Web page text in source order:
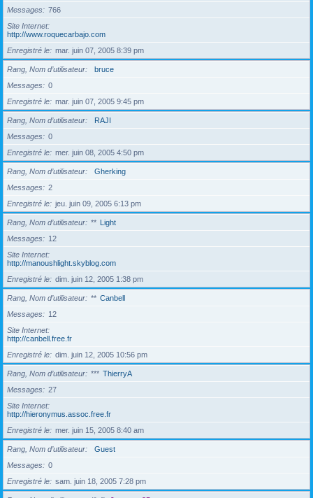
Messages
766
Site Internet
http://www.roquecarbajo.com
Enregistré le
mar. juin 07, 2005 8:39 pm
Rang, Nom d’utilisateur
bruce
Messages
0
Enregistré le
mar. juin 07, 2005 9:45 pm
Rang, Nom d’utilisateur
RAJI
Messages
0
Enregistré le
mer. juin 08, 2005 4:50 pm
Rang, Nom d’utilisateur
Gherking
Messages
2
Enregistré le
jeu. juin 09, 2005 6:13 pm
Rang, Nom d’utilisateur ** Light
Messages
12
Site Internet
http://manoushlight.skyblog.com
Enregistré le
dim. juin 12, 2005 1:38 pm
Rang, Nom d’utilisateur ** Canbell
Messages
12
Site Internet
http://canbell.free.fr
Enregistré le
dim. juin 12, 2005 10:56 pm
Rang, Nom d’utilisateur *** ThierryA
Messages
27
Site Internet
http://hieronymus.assoc.free.fr
Enregistré le
mer. juin 15, 2005 8:40 am
Rang, Nom d’utilisateur
Guest
Messages
0
Enregistré le
sam. juin 18, 2005 7:28 pm